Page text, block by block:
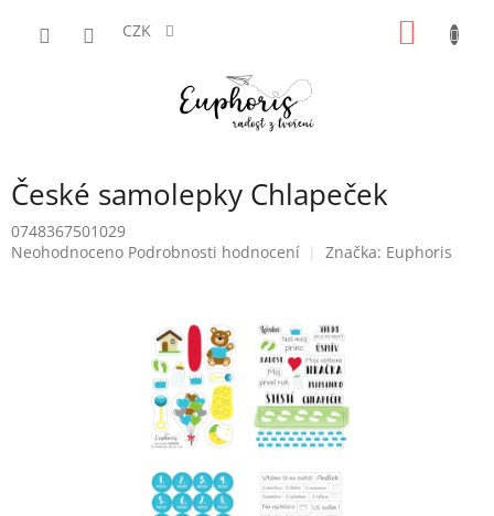
CZK
České samolepky Chlapeček
0748367501029
Průměrné
Neohodnoceno Podrobnosti hodnocení Značka: Euphoris